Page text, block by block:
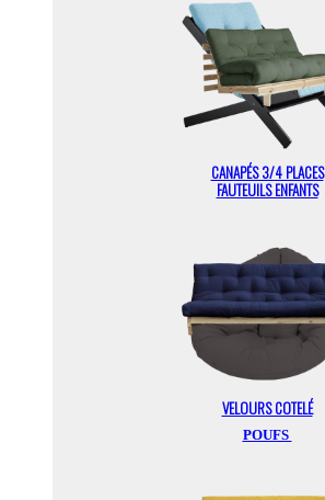
FAUTEUILS ENFANTS
POUFS
CANAPÉS 3/4 PLACES
VELOURS COTELÉ